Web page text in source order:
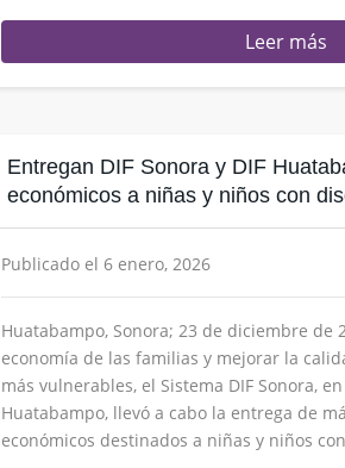
Leer más
Entregan DIF Sonora y DIF
económicos a niñas y niños con
Publicado el 6 enero, 2026
Huatabampo, Sonora; 23 de diciembre de
economía de las familias y mejorar la
más vulnerables, el Sistema DIF Sonora,
Huatabampo, llevó a cabo la entrega de
económicos destinados a niñas y niños